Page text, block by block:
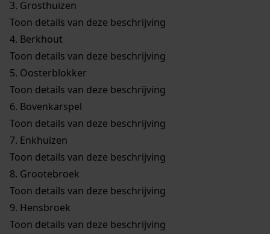
3. Grosthuizen
Toon details van deze beschrijving
4. Berkhout
Toon details van deze beschrijving
5. Oosterblokker
Toon details van deze beschrijving
6. Bovenkarspel
Toon details van deze beschrijving
7. Enkhuizen
Toon details van deze beschrijving
8. Grootebroek
Toon details van deze beschrijving
9. Hensbroek
Toon details van deze beschrijving